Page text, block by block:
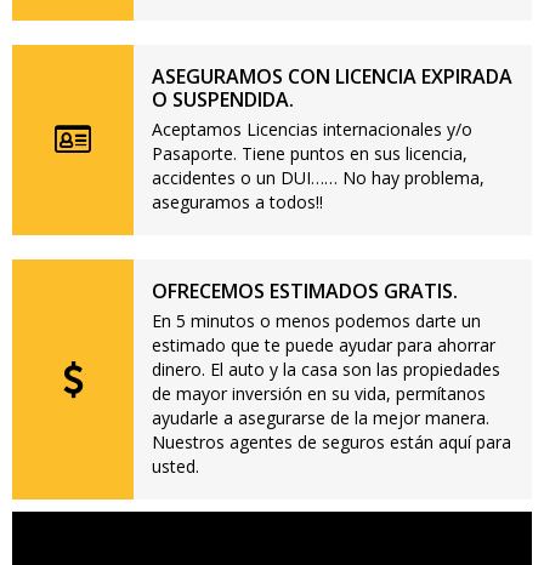
ASEGURAMOS CON LICENCIA EXPIRADA
O SUSPENDIDA.
Aceptamos Licencias internacionales y/o
Pasaporte. Tiene puntos en sus licencia,
accidentes o un DUI…… No hay problema,
aseguramos a todos!!
OFRECEMOS ESTIMADOS GRATIS.
En 5 minutos o menos podemos darte un
estimado que te puede ayudar para ahorrar
dinero. El auto y la casa son las propiedades
de mayor inversión en su vida, permítanos
ayudarle a asegurarse de la mejor manera.
Nuestros agentes de seguros están aquí para
usted.